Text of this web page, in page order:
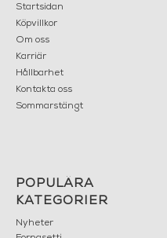
Startsidan
Köpvillkor
Om oss
Karriär
Hållbarhet
Kontakta oss
Sommarstängt
POPULÄRA
KATEGORIER
Nyheter